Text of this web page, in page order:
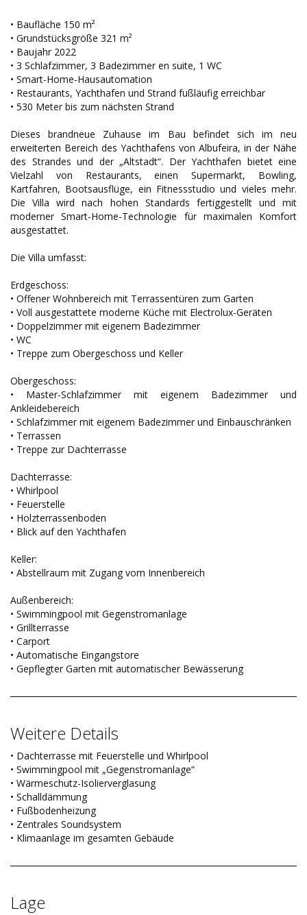
• Baufläche 150 m²
• Grundstücksgröße 321 m²
• Baujahr 2022
• 3 Schlafzimmer, 3 Badezimmer en suite, 1 WC
• Smart-Home-Hausautomation
• Restaurants, Yachthafen und Strand fußläufig erreichbar
• 530 Meter bis zum nächsten Strand
Dieses brandneue Zuhause im Bau befindet sich im neu
erweiterten Bereich des Yachthafens von Albufeira, in der Nähe
des Strandes und der „Altstadt“. Der Yachthafen bietet eine
Vielzahl von Restaurants, einen Supermarkt, Bowling,
Kartfahren, Bootsausflüge, ein Fitnessstudio und vieles mehr.
Die Villa wird nach hohen Standards fertiggestellt und mit
moderner Smart-Home-Technologie für maximalen Komfort
ausgestattet.
Die Villa umfasst:
Erdgeschoss:
• Offener Wohnbereich mit Terrassentüren zum Garten
• Voll ausgestattete moderne Küche mit Electrolux-Geräten
• Doppelzimmer mit eigenem Badezimmer
• WC
• Treppe zum Obergeschoss und Keller
Obergeschoss:
• Master-Schlafzimmer mit eigenem Badezimmer und
Ankleidebereich
• Schlafzimmer mit eigenem Badezimmer und Einbauschränken
• Terrassen
• Treppe zur Dachterrasse
Dachterrasse:
• Whirlpool
• Feuerstelle
• Holzterrassenboden
• Blick auf den Yachthafen
Keller:
• Abstellraum mit Zugang vom Innenbereich
Außenbereich:
• Swimmingpool mit Gegenstromanlage
• Grillterrasse
• Carport
• Automatische Eingangstore
• Gepflegter Garten mit automatischer Bewässerung
Weitere Details
• Dachterrasse mit Feuerstelle und Whirlpool
• Swimmingpool mit „Gegenstromanlage“
• Wärmeschutz-Isolierverglasung
• Schalldämmung
• Fußbodenheizung
• Zentrales Soundsystem
• Klimaanlage im gesamten Gebäude
Lage